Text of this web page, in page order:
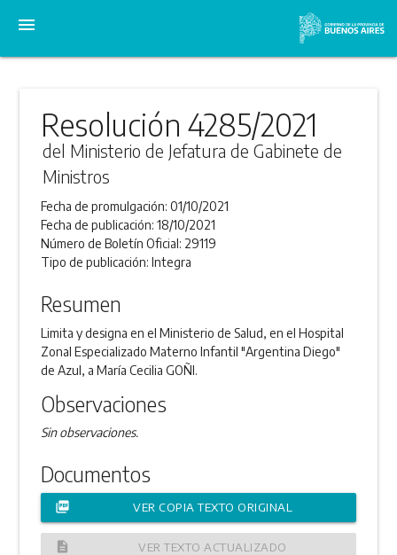
menu
Resolución 4285/2021
del Ministerio de Jefatura de Gabinete de
Ministros
Fecha de promulgación:01/10/2021
Fecha de publicación:18/10/2021
Número de Boletín Oficial: 29119
Tipo de publicación:Integra
Resumen
Limita y designa en el Ministerio de Salud, en el Hospital
Zonal Especializado Materno Infantil "Argentina Diego"
de Azul, a María Cecilia GOÑI.
Observaciones
Sin observaciones.
Documentos
picture_as_pdf VER COPIA TEXTO ORIGINAL
description VER TEXTO ACTUALIZADO